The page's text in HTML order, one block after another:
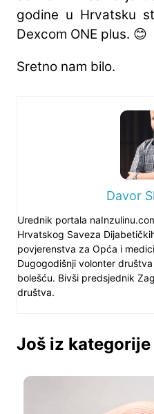
godine u Hrvatsku
Dexcom ONE plus. 😊
Sretno nam bilo.
Davor
Urednik portala
Hrvatskog Saveza
povjerenstva za Opća i
Dugogodišnji volonter
bolešću. Bivši predsjednik
društva.
Još iz kategorije